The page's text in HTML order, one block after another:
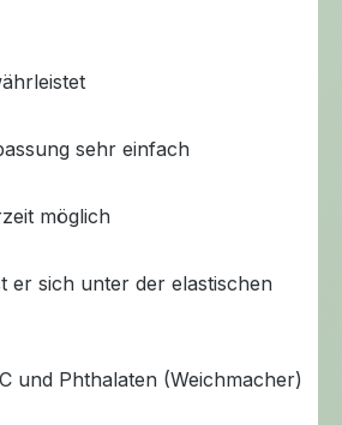
sehr einfach
möglich
er sich unter der elastischen
und Phthalaten (Weichmacher)